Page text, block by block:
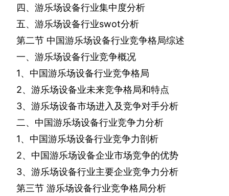
四、游乐场设备行业集中度分析
五、游乐场设备行业swot分析
第二节 中国游乐场设备行业竞争格局综述
一、游乐场设备行业竞争概况
1、中国游乐场设备行业竞争格局
2、游乐场设备业未来竞争格局和特点
3、游乐场设备市场进入及竞争对手分析
二、中国游乐场设备行业竞争力分析
1、中国游乐场设备行业竞争力剖析
2、中国游乐场设备企业市场竞争的优势
3、游乐场设备行业主要企业竞争力分析
第三节 游乐场设备行业竞争格局分析